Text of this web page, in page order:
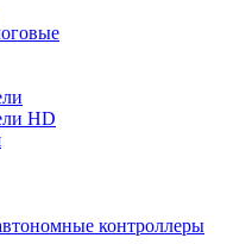
HD
контроллеры